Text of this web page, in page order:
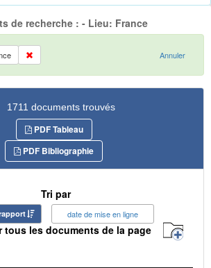
de recherche : - Lieu: France
Annuler
1711 documents trouvés
PDF Tableau
PDF Bibliographie
Tri par
date de mise en ligne
tous les documents de la page